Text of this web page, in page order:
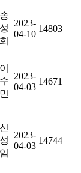
송
성
희
2023-
04-10
14803
이
수
민
2023-
04-03
14671
신
성
임
2023-
04-03
14744